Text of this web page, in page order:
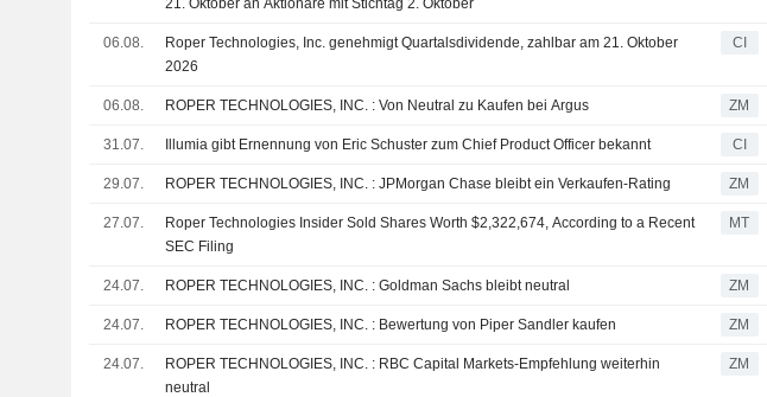
21. Oktober an Aktionäre mit Stichtag 2. Oktober
06.08.
Roper Technologies, Inc. genehmigt Quartalsdividende, zahlbar am 21. Oktober
2026
CI
06.08. ROPER TECHNOLOGIES, INC. : Von Neutral zu Kaufen bei Argus ZM
31.07. Illumia gibt Ernennung von Eric Schuster zum Chief Product Officer bekannt CI
29.07. ROPER TECHNOLOGIES, INC. : JPMorgan Chase bleibt ein Verkaufen-Rating ZM
27.07.
Roper Technologies Insider Sold Shares Worth $2,322,674, According to a Recent
SEC Filing
MT
24.07. ROPER TECHNOLOGIES, INC. : Goldman Sachs bleibt neutral ZM
24.07. ROPER TECHNOLOGIES, INC. : Bewertung von Piper Sandler kaufen ZM
24.07.
ROPER TECHNOLOGIES, INC. : RBC Capital Markets-Empfehlung weiterhin
neutral
ZM